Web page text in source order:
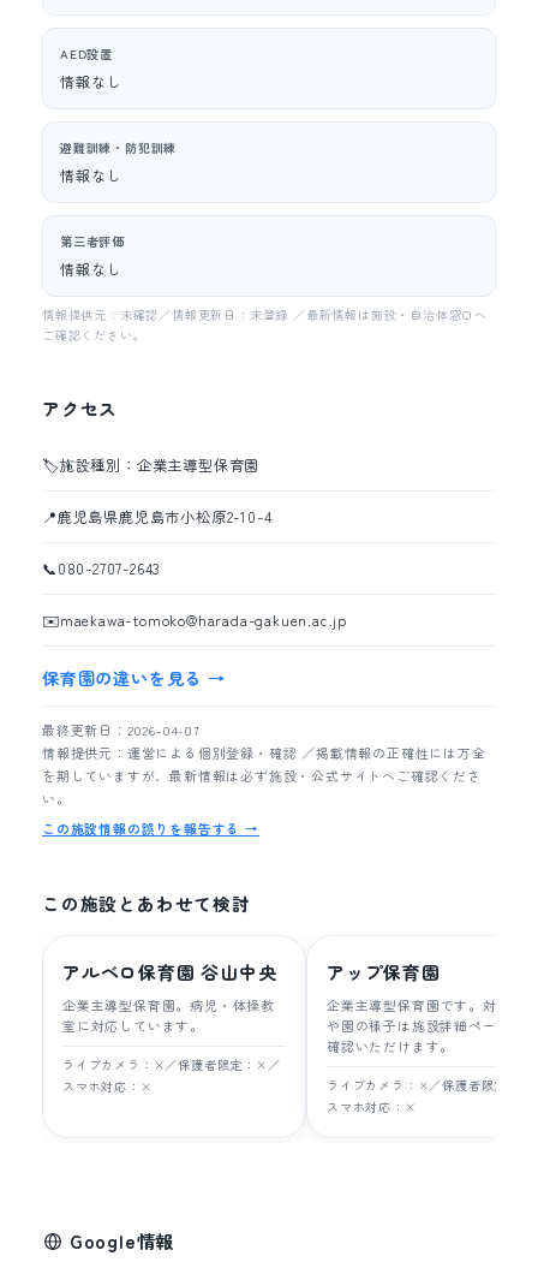
AED設置
情報なし
避難訓練・防犯訓練
情報なし
第三者評価
情報なし
情報提供元：未確認／情報更新日：未登録 ／最新情報は施設・自治体窓口へ
ご確認ください。
アクセス
🏷️施設種別：企業主導型保育園
📍鹿児島県鹿児島市小松原2-10-4
📞080-2707-2643
✉️maekawa-tomoko@harada-gakuen.ac.jp
保育園の違いを見る →
最終更新日：2026-04-07
情報提供元：運営による個別登録・確認 ／掲載情報の正確性には万全
を期していますが、最新情報は必ず施設・公式サイトへご確認くださ
い。
この施設情報の誤りを報告する →
この施設とあわせて検討
アルベロ保育園 谷山中央
企業主導型保育園。病児・体操教
室に対応しています。
ライブカメラ：×／保護者限定：×／
スマホ対応：×
アップ保育園
企業主導型保育園です。対象年
や園の様子は施設詳細ページでご
確認いただけます。
ライブカメラ：×／保護者限定：×
スマホ対応：×
Google情報